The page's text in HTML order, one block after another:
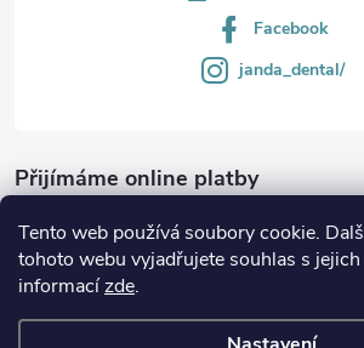
Tento web používá soubory cookie.
tohoto webu vyjadřujete souhlas s
informacízde.
Facebook
janda_dental/
Přijímáme online platby